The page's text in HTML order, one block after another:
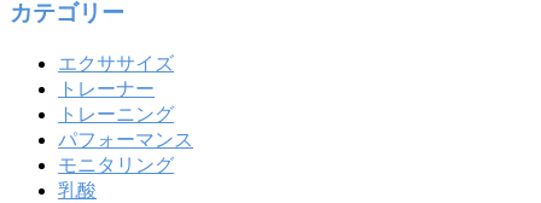
カテゴリー
エクササイズ
トレーナー
トレーニング
パフォーマンス
モニタリング
乳酸